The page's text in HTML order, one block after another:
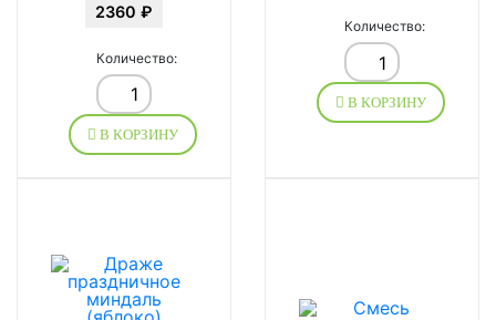
2360 ₽
Количество:
В КОРЗИНУ
Количество:
В КОРЗИНУ